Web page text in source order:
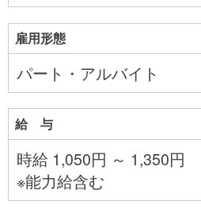
雇用形態
パート・アルバイト
給 与
時給 1,050円 ～ 1,350円
※能力給含む